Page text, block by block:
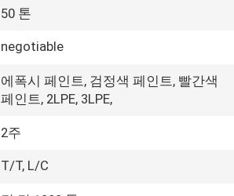
50 톤
negotiable
에폭시 페인트, 검정색 페인트, 빨간색
페인트, 2LPE, 3LPE,
2주
T/T, L/C